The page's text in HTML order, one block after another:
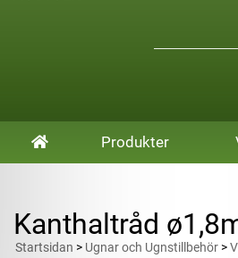
Produkter
Kanthaltråd
Startsidan > Ugnar och Ugnstillbehör >